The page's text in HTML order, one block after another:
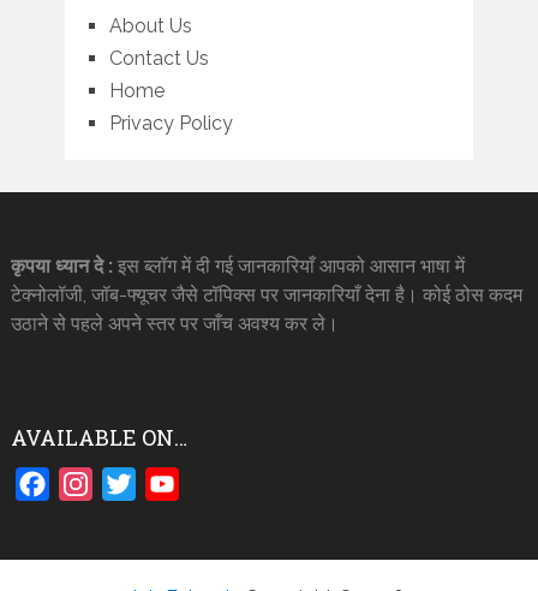
About Us
Contact Us
Home
Privacy Policy
कृपया ध्यान दे : इस ब्लॉग में दी गई जानकारियाँ आपको आसान भाषा में
टेक्नोलॉजी, जॉब-फ्यूचर जैसे टॉपिक्स पर जानकारियाँ देना है। कोई ठोस कदम
उठाने से पहले अपने स्तर पर जाँच अवश्य कर ले।
AVAILABLE ON…
FacebookInstagram
Twitter